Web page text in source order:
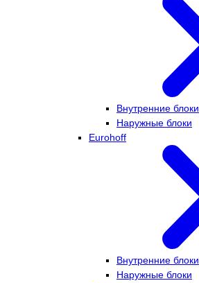
Внутренние блоки
Наружные блоки
Eurohoff
Внутренние блоки
Наружные блоки